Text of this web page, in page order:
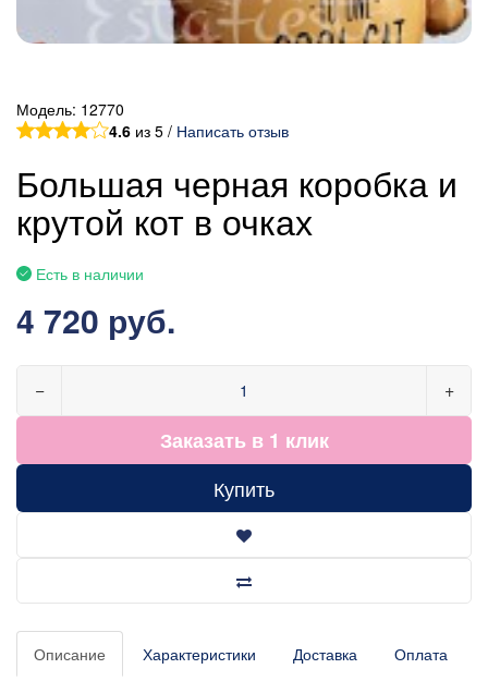
Модель: 12770
4.6 из 5 / Написать отзыв
Большая черная коробка и
крутой кот в очках
Есть в наличии
4 720 руб.
− +
Заказать в 1 клик
Купить
Описание Характеристики Доставка Оплата